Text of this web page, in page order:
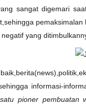
sangat digemari
yang
informasi-
pioner pembuatan